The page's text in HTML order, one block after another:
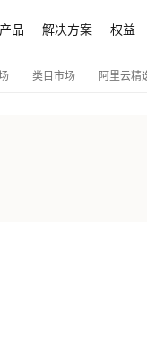
产品 解决方案 权益
类目市场 阿里云精